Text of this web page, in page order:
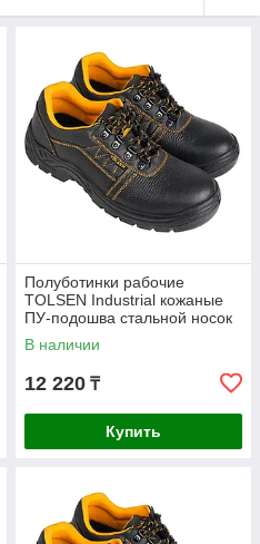
Полуботинки рабочие
TOLSEN Industrial кожаные
ПУ-подошва стальной носок
размер 41 45323
В наличии
12 220 ₸
Купить